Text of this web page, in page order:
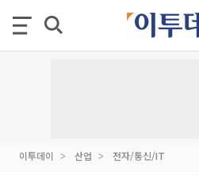
이투데이 산업 전자/통신/IT